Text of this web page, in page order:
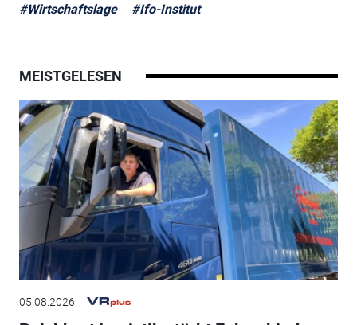
#Wirtschaftslage #Ifo-Institut
MEISTGELESEN
05.08.2026